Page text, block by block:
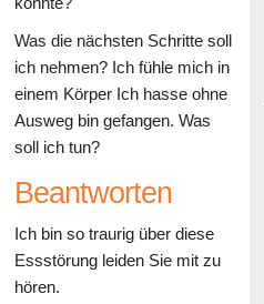
Was die nächsten Schritte soll
ich nehmen? Ich fühle mich in
einem Körper Ich hasse ohne
Ausweg bin gefangen. Was
soll ich tun?
Beantworten
Ich bin so traurig über diese
Essstörung leiden Sie mit zu
hören.